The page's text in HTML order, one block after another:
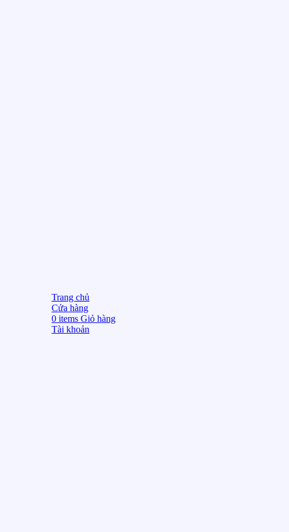
Trang chủ
Cửa hàng
0 items Giỏ hàng
Tài khoản